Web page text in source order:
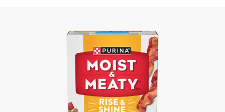
Ampliar la Imagen